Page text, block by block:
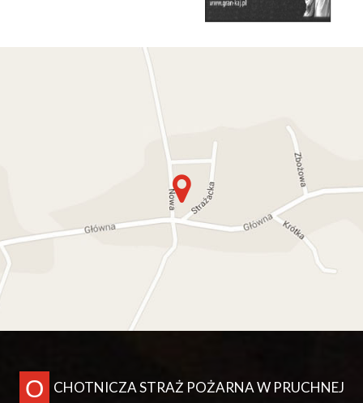
O CHOTNICZA STRAŻ POŻARNA W PRUCHNEJ